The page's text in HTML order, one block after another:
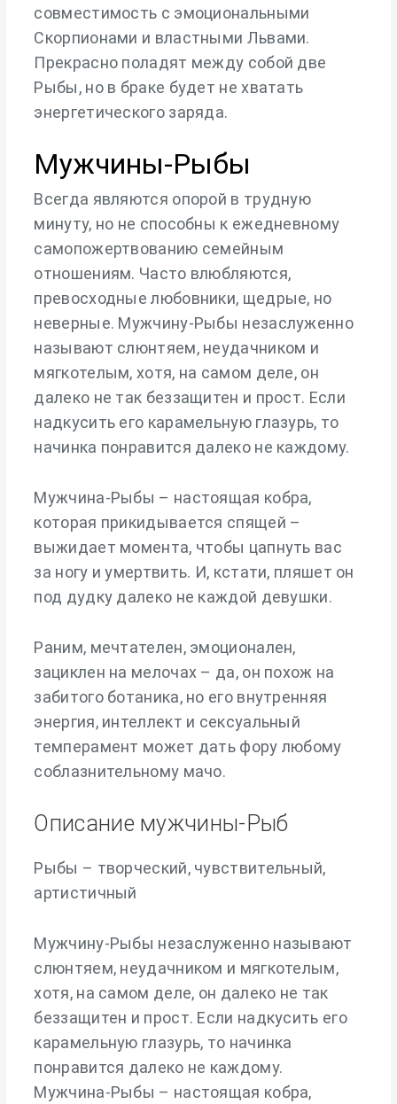
совместимость с эмоциональными
Скорпионами и властными Львами.
Прекрасно поладят между собой две
Рыбы, но в браке будет не хватать
энергетического заряда.
Мужчины-Рыбы
Всегда являются опорой в трудную
минуту, но не способны к ежедневному
самопожертвованию семейным
отношениям. Часто влюбляются,
превосходные любовники, щедрые, но
неверные. Мужчину-Рыбы незаслуженно
называют слюнтяем, неудачником и
мягкотелым, хотя, на самом деле, он
далеко не так беззащитен и прост. Если
надкусить его карамельную глазурь, то
начинка понравится далеко не каждому.
Мужчина-Рыбы – настоящая кобра,
которая прикидывается спящей –
выжидает момента, чтобы цапнуть вас
за ногу и умертвить. И, кстати, пляшет он
под дудку далеко не каждой девушки.
Раним, мечтателен, эмоционален,
зациклен на мелочах – да, он похож на
забитого ботаника, но его внутренняя
энергия, интеллект и сексуальный
темперамент может дать фору любому
соблазнительному мачо.
Описание мужчины-Рыб
Рыбы – творческий, чувствительный,
артистичный
Мужчину-Рыбы незаслуженно называют
слюнтяем, неудачником и мягкотелым,
хотя, на самом деле, он далеко не так
беззащитен и прост. Если надкусить его
карамельную глазурь, то начинка
понравится далеко не каждому.
Мужчина-Рыбы – настоящая кобра,